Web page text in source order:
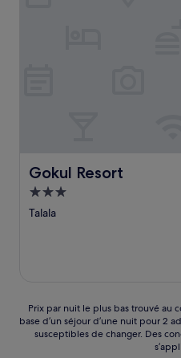
Gokul Resort
Gokul Resort
Hébergement
3.0 étoiles
Talala
Prix
par
nuit
Prix par nuit le plus bas trouvé au
base d’un séjour d’une nuit pour 2
susceptibles de changer. Des